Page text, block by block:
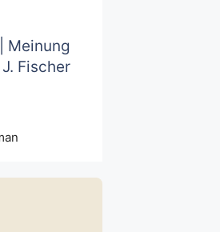
Meinung
Fischer